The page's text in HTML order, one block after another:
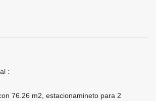
:
76.26 m2, estacionamineto para 2